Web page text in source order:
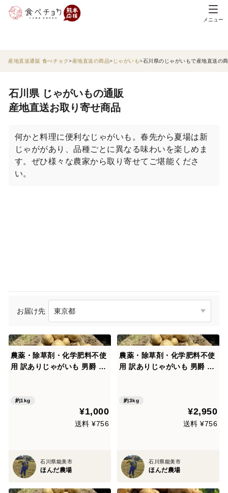
メニュー
産地直送通販 食べチョク 産地直送の商品 じゃがいも 石川県のじゃがいもで産地直送の
石川県 じゃがいもの通販
産地直送お取り寄せ商品
何かと料理に便利なじゃがいも。春先から夏場は新
じゃががあり、品種ごとに異なる味わいを楽しめま
す。ぜひ様々な農家から取り寄せてご堪能くださ
い。
お届け先
農薬・除草剤・化学肥料不使
用 訳ありじゃがいも 男爵 1k
約1kg
¥1,000
送料 ¥756
石川県能美市
ほんだ農場
農薬・除草剤・化学肥料不使
用 訳ありじゃがいも 男爵 3k
約3kg
¥2,950
送料 ¥756
石川県能美市
ほんだ農場